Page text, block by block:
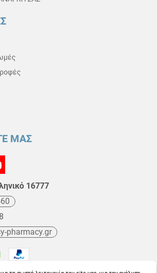
ΜΑΣ
16777
pharmacy.gr